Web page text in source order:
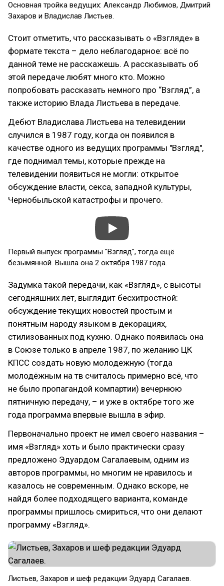
Основная тройка ведущих: Александр Любимов, Дмитрий
Захаров и Владислав Листьев.
Стоит отметить, что рассказывать о «Взгляде» в
формате текста – дело неблагодарное: всё по
данной теме не расскажешь. А рассказывать об
этой передаче любят много кто. Можно
попробовать рассказать немного про “Взгляд”, а
также историю Влада Листьева в передаче.
Дебют Владислава Листьева на телевидении
случился в 1987 году, когда он появился в
качестве одного из ведущих программы "Взгляд",
где поднимал темы, которые прежде на
телевидении появиться не могли: открытое
обсуждение власти, секса, западной культуры,
Чернобыльской катастрофы и прочего.
Первый выпуск программы "Взгляд", тогда ещё
безымянной. Вышла она 2 октября 1987 года.
Задумка такой передачи, как «Взгляд», с высоты
сегодняшних лет, выглядит бесхитростной:
обсуждение текущих новостей простым и
понятным народу языком в декорациях,
стилизованных под кухню. Однако появилась она
в Союзе только в апреле 1987, по желанию ЦК
КПСС создать новую молодежную (тогда
молодёжным на тв считалось примерно всё, что
не было пропагандой компартии) вечернюю
пятничную передачу, – и уже в октябре того же
года программа впервые вышла в эфир.
Первоначально проект не имел своего названия –
имя «Взгляд» хоть и было практически сразу
предложено Эдуардом Сагалаевым, одним из
авторов программы, но многим не нравилось и
казалось не современным. Однако вскоре, не
найдя более подходящего варианта, команде
программы пришлось смириться, что они делают
программу «Взгляд».
Листьев, Захаров и шеф редакции Эдуард Сагалаев.